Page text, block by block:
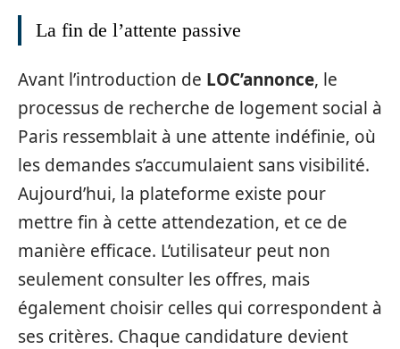
La fin de l’attente passive
Avant l’introduction de LOC’annonce, le
processus de recherche de logement social à
Paris ressemblait à une attente indéfinie, où
les demandes s’accumulaient sans visibilité.
Aujourd’hui, la plateforme existe pour
mettre fin à cette attendezation, et ce de
manière efficace. L’utilisateur peut non
seulement consulter les offres, mais
également choisir celles qui correspondent à
ses critères. Chaque candidature devient